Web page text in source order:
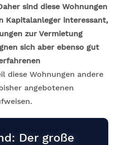
sind diese Wohnungen
Kapitalanleger interessant,
zur Vermietung
sich aber ebenso gut
diese Wohnungen andere
angebotenen
Der große